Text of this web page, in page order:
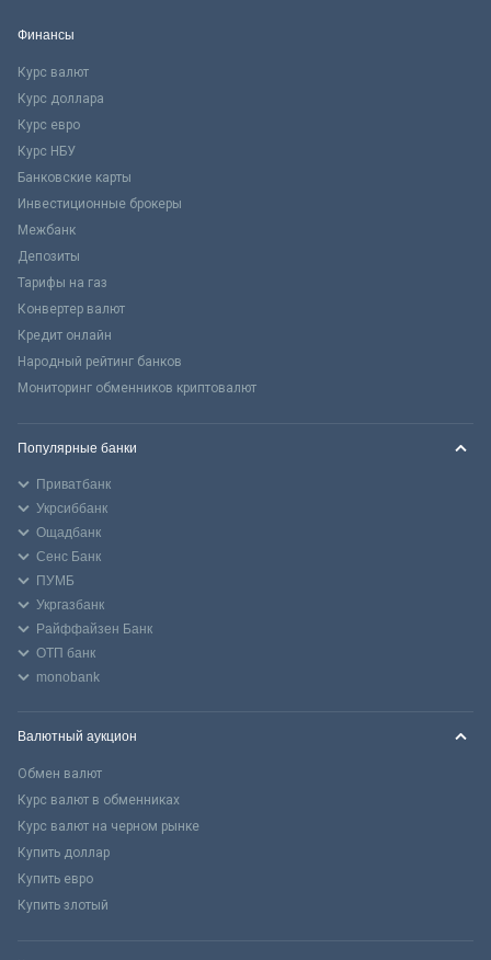
Финансы
Курс валют
Курс доллара
Курс евро
Курс НБУ
Банковские карты
Инвестиционные брокеры
Межбанк
Депозиты
Тарифы на газ
Конвертер валют
Кредит онлайн
Народный рейтинг банков
Мониторинг обменников криптовалют
Популярные банки
Приватбанк
Укрсиббанк
Ощадбанк
Сенс Банк
ПУМБ
Укргазбанк
Райффайзен Банк
ОТП банк
monobank
Валютный аукцион
Обмен валют
Курс валют в обменниках
Курс валют на черном рынке
Купить доллар
Купить евро
Купить злотый